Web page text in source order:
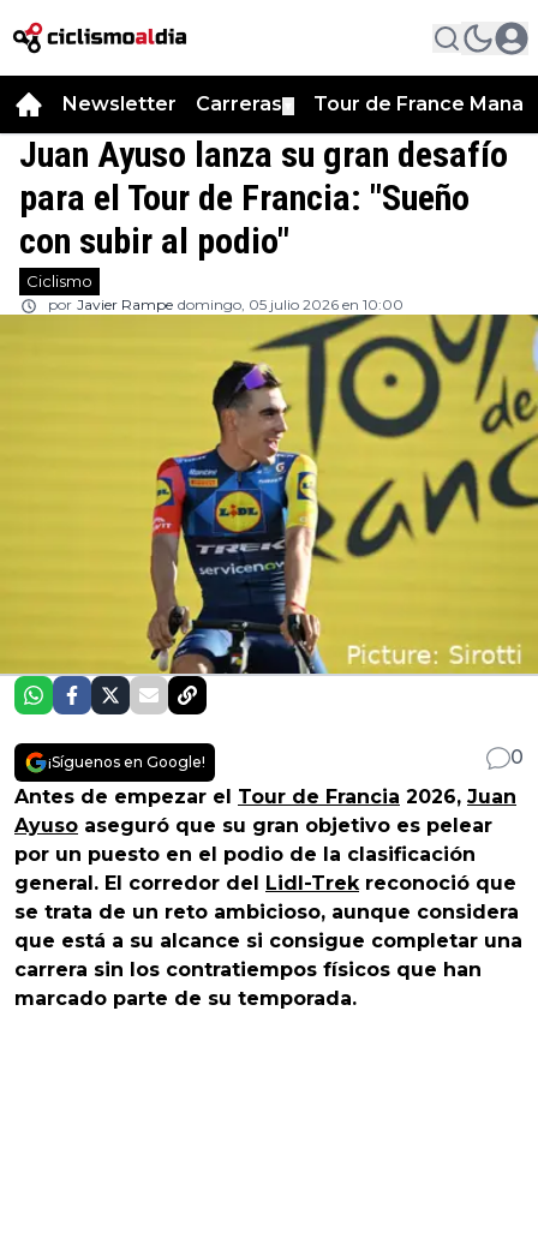
Newsletter Carreras Tour de France
Juan Ayuso lanza su gran desafío
para el Tour de Francia: "Sueño
con subir al podio"
Ciclismo
por Javier Rampe domingo, 05 julio 2026 en 10:00
¡Síguenos en Google!
0
Antes de empezar el Tour de Francia 2026, Juan
Ayuso aseguró que su gran objetivo es pelear
por un puesto en el podio de la clasificación
general. El corredor del Lidl-Trek reconoció que
se trata de un reto ambicioso, aunque considera
que está a su alcance si consigue completar una
carrera sin los contratiempos físicos que han
marcado parte de su temporada.